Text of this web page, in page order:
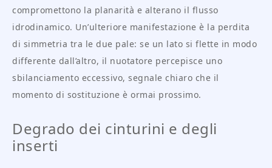
compromettono la planarità e alterano il flusso
idrodinamico. Un’ulteriore manifestazione è la perdita
di simmetria tra le due pale: se un lato si flette in modo
differente dall’altro, il nuotatore percepisce uno
sbilanciamento eccessivo, segnale chiaro che il
momento di sostituzione è ormai prossimo.
Degrado dei cinturini e degli
inserti